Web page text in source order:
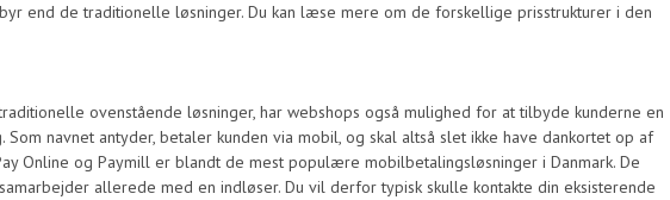
end de traditionelle løsninger. Du kan læse mere om de forskellige prisstrukturer i den
ovenstående løsninger, har webshops også mulighed for at tilbyde kunderne en
Som navnet antyder, betaler kunden via mobil, og skal altså slet ikke have dankortet op af
Online og Paymill er blandt de mest populære mobilbetalingsløsninger i Danmark. De
allerede med en indløser. Du vil derfor typisk skulle kontakte din eksisterende